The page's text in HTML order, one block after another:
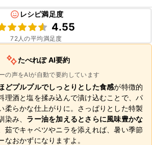
レシピ満足度
4.55
72人の平均満足度
たべれぽ AI要約
の声をAIが自動で要約しています
どプルプルでしっとりとした食感が特徴的
理酒と塩を揉み込んで漬け込むことで、パ
柔らかな仕上がりに。さっぱりとした特製
染み、 ラー油を加えるとさらに風味豊かな
茹でキャベツやニラを添えれば、暑い季節
なおかずになりますよ。